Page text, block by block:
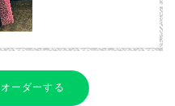
ーダーする